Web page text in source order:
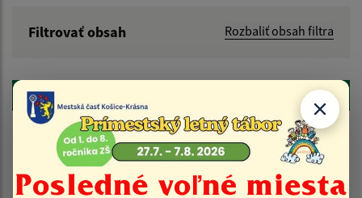
Filtrovať obsah Rozbaliť obsah filtra
Popis:
Dátum zverejnenia od:
Detail úradného dokumentu
Položka Informácia